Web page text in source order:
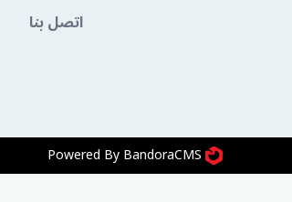
اتصل بنا
Powered By BandoraCMS